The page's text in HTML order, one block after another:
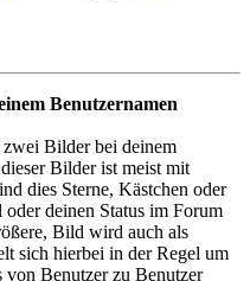
Benutzernamen
Bilder bei deinem
Bilder ist meist mit
dies Sterne, Kästchen oder
deinen Status im Forum
Bild wird auch als
sich hierbei in der Regel um
Benutzer zu Benutzer